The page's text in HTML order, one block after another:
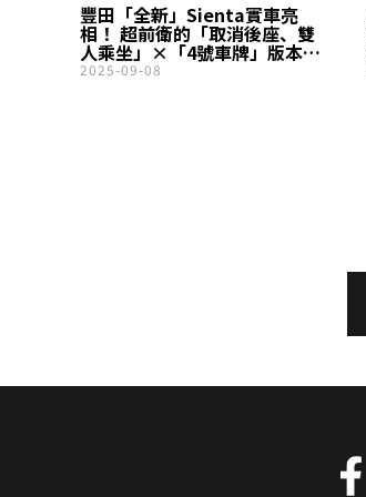
豐田「全新」Sienta實車亮
相！ 超前衛的「取消後座、雙
人乘坐」×「4號車牌」版本即
將登場！ 新車售價365萬日圓
2025-09-08